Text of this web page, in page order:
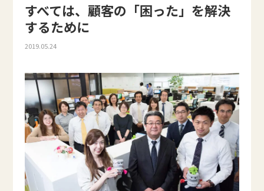
すべては、顧客の「困った」を解決
するために
2019.05.24